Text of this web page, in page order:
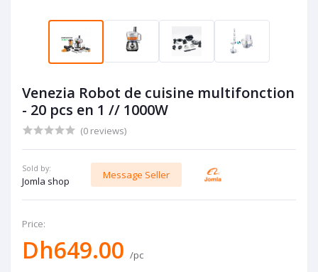
Venezia Robot de cuisine multifonction
- 20 pcs en 1 // 1000W
(0 reviews)
Sold by:
Jomla shop
Message Seller
Price:
Dh649.00 /pc